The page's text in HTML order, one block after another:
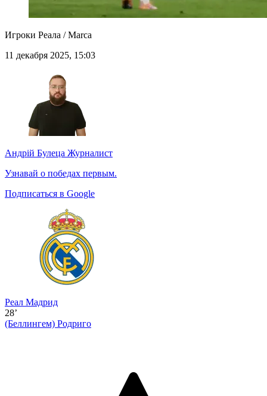
Игроки Реала / Marca
11 декабря 2025, 15:03
Андрій Булеца Журналист
Узнавай о победах первым.
Подписаться в Google
Реал Мадрид
28’
(Беллингем) Родриго